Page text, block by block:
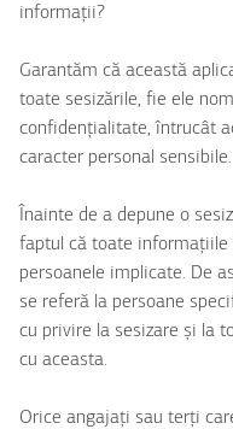
informații?
Garantăm că această
toate sesizările, fie ele
confidențialitate, întrucât
caracter personal sensibile.
Înainte de a depune o
faptul că toate
persoanele implicate. De
se referă la persoane
cu privire la sesizare și la
cu aceasta.
Orice angajați sau terți